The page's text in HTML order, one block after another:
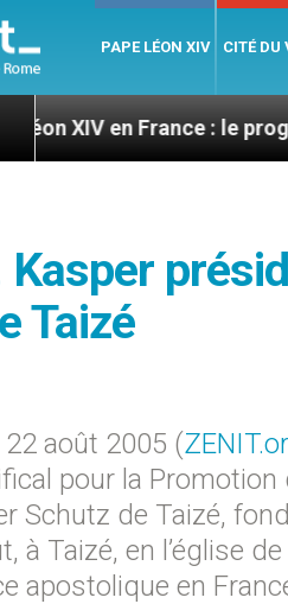
PAPE LÉON XIV CITÉ DU
France : le programme
Kasper
Taizé
22 août 2005 (
pour la Promotion
Schutz de Taizé,
à Taizé, en l’église
apostolique en